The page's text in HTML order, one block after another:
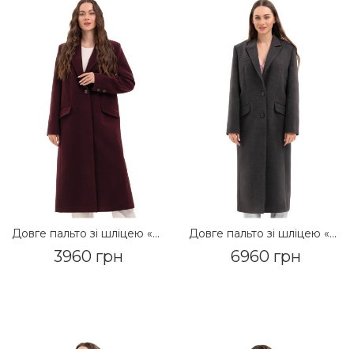
Довге пальто зі шліцею «Місті» бургунді
3960 грн
Довге пальто зі шліцею «Місті» графіт
6960 грн